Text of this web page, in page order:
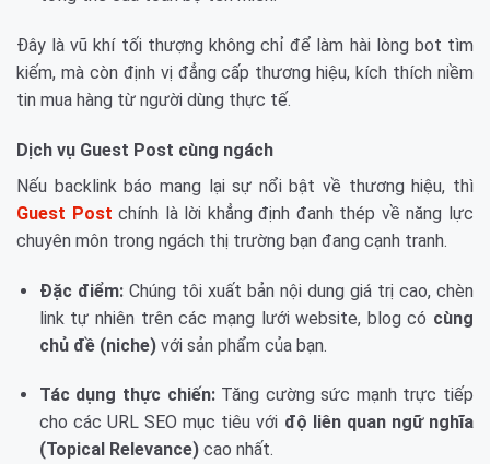
Đây là vũ khí tối thượng không chỉ để làm hài lòng bot tìm
kiếm, mà còn định vị đẳng cấp thương hiệu, kích thích niềm
tin mua hàng từ người dùng thực tế.
Dịch vụ Guest Post cùng ngách
Nếu backlink báo mang lại sự nổi bật về thương hiệu, thì
Guest Post chính là lời khẳng định đanh thép về năng lực
chuyên môn trong ngách thị trường bạn đang cạnh tranh.
Đặc điểm:Chúng tôi xuất bản nội dung giá trị cao, chèn
link tự nhiên trên các mạng lưới website, blog có cùng
chủ đề (niche)với sản phẩm của bạn.
Tác dụng thực chiến:Tăng cường sức mạnh trực tiếp
cho các URL SEO mục tiêu với độ liên quan ngữ nghĩa
(Topical Relevance)cao nhất.